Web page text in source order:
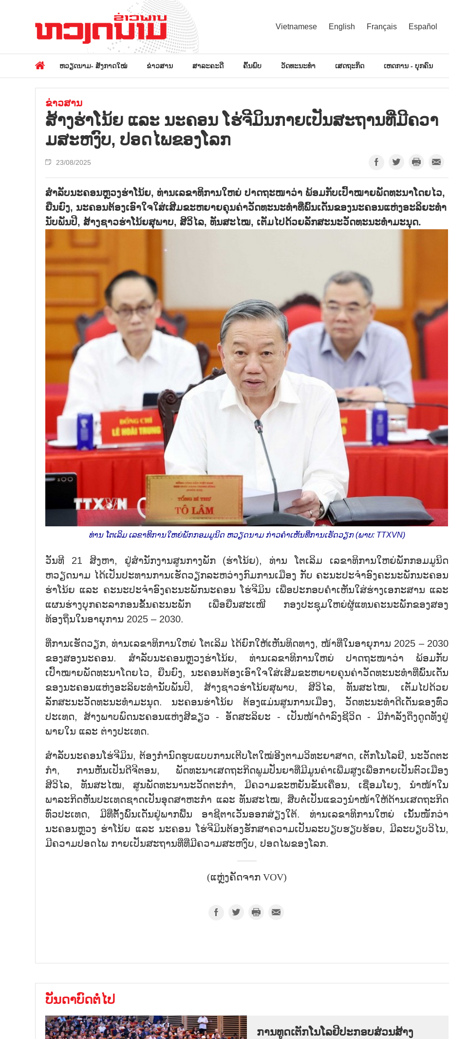
Vietnamese English Français Español
ຫວຽດນາມ- ສັງກາດໃໝ່ ຂ່າວສານ ສາລະຄະດີ ຄົ້ນພົບ ວັດທະນະທຳ ເສດຖະກິດ ເຫດການ - ບຸກຄົນ
ຂ່າວສານ
ສ້າງ​ຮ່າ​ໂນ້ຍ ແລະ ນ​ະ​ຄອນ ໂຮ່​ຈີ​ມິນ​ກາຍ​ເປັນ​ສະ​ຖານ​ທີ່​ມີຄວາ​
ມ​ສະ​ຫງົບ, ປອດ​ໄພ​ຂອງ​ໂລກ
23/08/2025
ສຳລັບນະຄອນຫຼວງຮ່າໂນ້ຍ, ທ່ານເລຂາທິການໃຫຍ່ ປາດຖະໜາວ່າ ພ້ອມກັບເປົ້າໝາຍພັດທະນາໂດຍໄວ,
ຍືນຍົງ, ນະຄອນຕ້ອງເອົາໃຈໃສ່ເສີມຂະຫຍາຍຄຸນຄ່າວັດທະນະທຳທີ່ພົ້ນເດັ່ນຂອງນະຄອນແຫ່ງອະລິຍະທຳ
ນັບພັນປີ, ສ້າງຊາວຮ່າໂນ້ຍສຸພາບ, ສີວິໄລ, ທັນສະໄໝ, ເຕັມໄປດ້ວຍລັກສະນະວັດທະນະທຳມະນຸດ.
ທ່ານ ໂຕເລິມ ເລຂາທິການໃຫຍ່ພັກກອມມູນິດ ຫວຽດນາມ ກ່າວຄຳເຫັນທີ່ການເຮັດວຽກ (ພາບ: TTXVN)
ວັນທີ 21 ສິງຫາ, ຢູ່ສຳນັກງານສູນກາງພັກ (ຮ່າໂນ້ຍ), ທ່ານ ໂຕເລິມ ເລຂາທິການໃຫຍ່ພັກກອມມູນິດ
ຫວຽດນາມ ໄດ້ເປັນປະທານການເຮັດວຽກລະຫວ່າງກົມການເມືອງ ກັບ ຄະນະປະຈຳອົງຄະນະພັກນະຄອນ
ຮ່າໂນ້ຍ ແລະ ຄະນະປະຈຳອົງຄະນະພັກນະຄອນ ໂຮ່ຈີມິນ ເພື່ອປະກອບຄຳເຫັນໃສ່ຮ່າງເອກະສານ ແລະ
ແຜນຮ່າງບຸກຄະລາກອນຂັ້ນຄະນະພັກ ເພື່ອຍື່ນສະເໜີ ກອງປະຊຸມໃຫຍ່ຜູ້ແທນຄະນະພັກຂອງສອງ
ທ້ອງຖິ່ນໃນອາຍຸການ 2025 – 2030.
ທີ່ການເຮັດວຽກ, ທ່ານເລຂາທິການໃຫຍ່ ໂຕເລິມ ໄດ້ຍົກໃຫ້ເຫັນທິດທາງ, ໜ້າທີ່ໃນອາຍຸການ 2025 – 2030
ຂອງສອງນະຄອນ. ສຳລັບນະຄອນຫຼວງຮ່າໂນ້ຍ, ທ່ານເລຂາທິການໃຫຍ່ ປາດຖະໜາວ່າ ພ້ອມກັບ
ເປົ້າໝາຍພັດທະນາໂດຍໄວ, ຍືນຍົງ, ນະຄອນຕ້ອງເອົາໃຈໃສ່ເສີມຂະຫຍາຍຄຸນຄ່າວັດທະນະທຳທີ່ພົ້ນເດັ່ນ
ຂອງນະຄອນແຫ່ງອະລິຍະທຳນັບພັນປີ, ສ້າງຊາວຮ່າໂນ້ຍສຸພາບ, ສີວິໄລ, ທັນສະໄໝ, ເຕັມໄປດ້ວຍ
ລັກສະນະວັດທະນະທຳມະນຸດ. ນະຄອນຮ່າໂນ້ຍ ຕ້ອງແມ່ນສູນການເມືອງ, ວັດທະນະທຳດີເດັ່ນຂອງທົ່ວ
ປະເທດ, ສ້າງພາບພົດນະຄອນແຫ່ງສີຂຽວ - ອັດສະລິຍະ - ເປັນໜ້າດຳລົງຊີວິດ - ມີກຳລັງດຶງດູດທັງຢູ່
ພາຍໃນ ແລະ ຕ່າງປະເທດ.
ສຳລັບນະຄອນໂຮ່ຈີມິນ, ຕ້ອງກຳນົດຮູບແບບການເຕີບໂຕໃໝ່ອີງຕາມວິທະຍາສາດ, ເຕັກໂນໂລຢີ, ນະວັດຕະ
ກຳ, ການຫັນເປັນດີຈີຕອນ, ພັດທະນາເສດຖະກິດພູມປັນຍາທີ່ມີມູນຄ່າເພີ່ມສູງເພື່ອກາຍເປັນຕົວເມືອງ
ສີວິໄລ, ທັນສະໄໝ, ສູນພັດທະນານະວັດຕະກຳ, ມີຄວາມຂະຫຍັນຂັນເຄື່ອນ, ເຊື່ອມໂຍງ, ນຳໜ້າໃນ
ພາລະກິດຫັນປະເທດຊາດເປັນອຸດສາຫະກຳ ແລະ ທັນສະໄໝ, ສືບຕໍ່ເປັນແຂວງນຳໜ້າໃຫ້ດ້ານເສດຖະກິດ
ທົ່ວປະເທດ, ມີທີ່ຕັ້ງພົ້ນເດັ່ນຢູ່ພາກພື້ນ ອາຊີຕາເວັນອອກສ່ຽງໃຕ້. ທ່ານເລຂາທິການໃຫຍ່ ເນັ້ນໜັກວ່າ
ນະຄອນຫຼວງ ຮ່າໂນ້ຍ ແລະ ນະຄອນ ໂຮ່ຈີມິນຕ້ອງຮັກສາຄວາມເປັນລະບຽບຮຽບຮ້ອຍ, ມີລະບຽບວິໄນ,
ມີຄວາມປອດໄພ ກາຍເປັນສະຖານທີ່ທີ່ມີຄວາມສະຫງົບ, ປອດໄພຂອງໂລກ.
(ແຫຼ່ງຄັດຈາກ VOV)
ບັນດາບົດຕໍ່ໄປ
ການ​ທູດ​ເຕັກ​ໂນ​ໂລ​ຢີ​ປະ​ກອບ​ສ່ວນ​ສ້າງ​